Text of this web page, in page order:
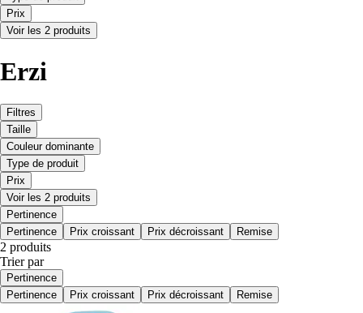
Prix
Voir les 2 produits
Erzi
Filtres
Taille
Couleur dominante
Type de produit
Prix
Voir les 2 produits
Pertinence
Pertinence
Prix croissant Prix décroissant Remise
2 produits
Trier par
Pertinence
Pertinence
Prix croissant Prix décroissant Remise